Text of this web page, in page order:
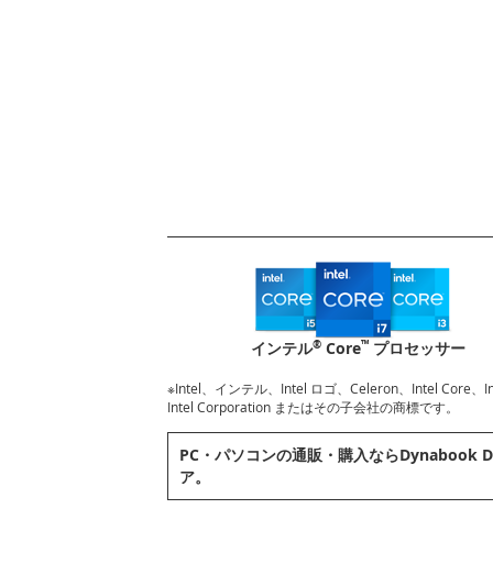
インテル®Core™プロセッサー
※Intel、インテル、Intel ロゴ、Celeron、Intel Core
Intel Corporation またはその子会社の商標です。
PC・パソコンの通販・購⼊ならDynabook
ア。